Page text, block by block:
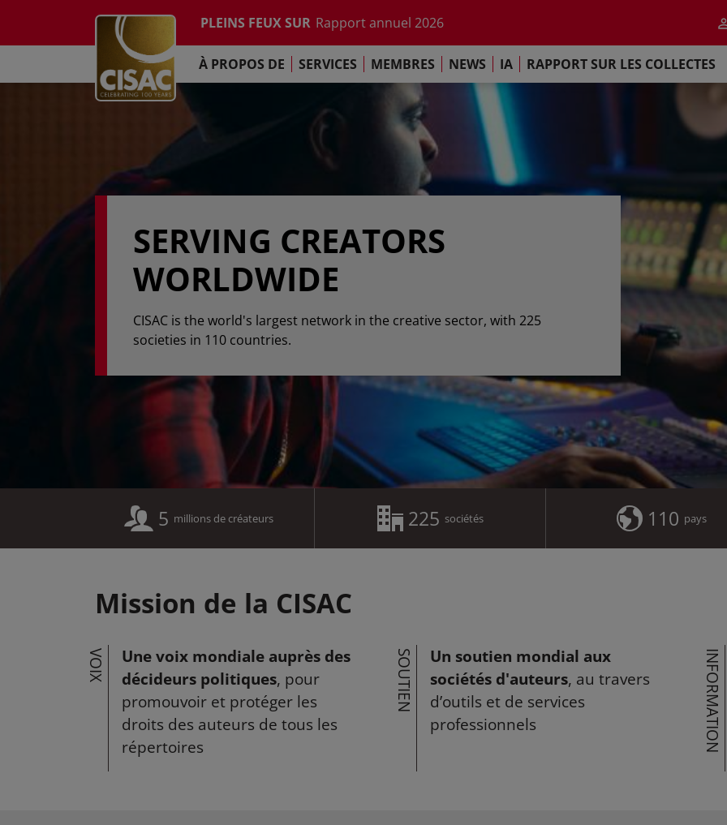
PLEINS FEUX SUR Rapport annuel 2026
L'Engagement de Paris
Rapport sur les Collectes Mondiales 2025
Etude sur l'impact de l'IA
Rapport annuel 2026
L'Engagement de Paris
LinkedinYoutubeInstagramFacebookTikTok
À PROPOS DE SERVICES MEMBRES NEWS IA RAPPORT SUR LES COLLECTES
SERVING CREATORS
WORLDWIDE
CISAC is the world's largest network in the creative sector, with 225
societies in 110 countries.
5 millions de créateurs 225 sociétés 110 pays
Mission de la CISAC
VOIX
Une voix mondiale auprès des
décideurs politiques, pour
promouvoir et protéger les
droits des auteurs de tous les
répertoires
SOUTIEN
Un soutien mondial aux
sociétés d'auteurs, au travers
d’outils et de services
professionnels
INFORMATION